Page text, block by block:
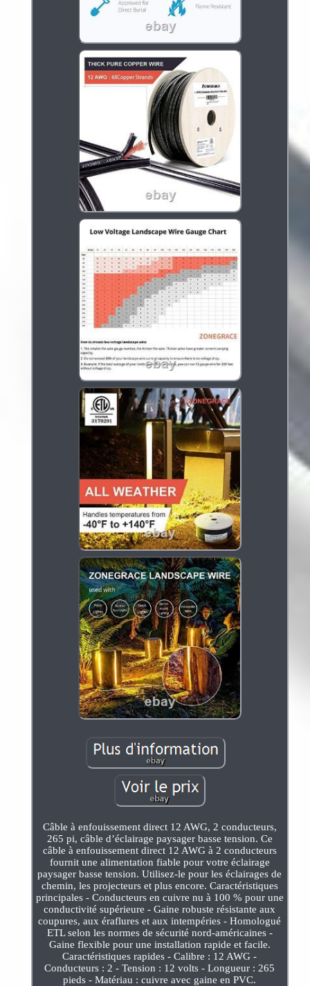
Câble à enfouissement direct 12 AWG, 2 conducteurs,
265 pi, câble d’éclairage paysager basse tension. Ce
câble à enfouissement direct 12 AWG à 2 conducteurs
fournit une alimentation fiable pour votre éclairage
paysager basse tension. Utilisez-le pour les éclairages de
chemin, les projecteurs et plus encore. Caractéristiques
principales - Conducteurs en cuivre nu à 100 % pour une
conductivité supérieure - Gaine robuste résistante aux
coupures, aux éraflures et aux intempéries - Homologué
ETL selon les normes de sécurité nord-américaines -
Gaine flexible pour une installation rapide et facile.
Caractéristiques rapides - Calibre : 12 AWG -
Conducteurs : 2 - Tension : 12 volts - Longueur : 265
pieds - Matériau : cuivre avec gaine en PVC.